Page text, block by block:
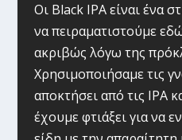
Οι Black IPA είναι ένα
να πειραματιστούμε
ακριβώς λόγω της
Χρησιμοποιήσαμε τις
αποκτήσει από τις ΙPA
έχουμε φτιάξει για να